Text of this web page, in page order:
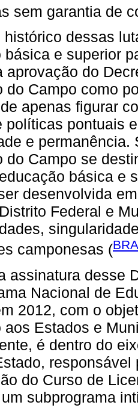
sem garantia de
histórico dessas
básica e superior
aprovação do
do Campo como
apenas figurar
políticas pontuais
e permanência.
do Campo se
básica e
desenvolvida
Federal e
camponesas (
assinatura desse
Nacional de
2012, com o
aos Estados e
é dentro do
do Curso de
subprograma